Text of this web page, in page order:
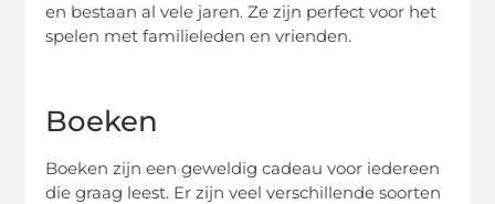
en bestaan al vele jaren. Ze zijn perfect voor het
spelen met familieleden en vrienden.
Boeken
Boeken zijn een geweldig cadeau voor iedereen
die graag leest. Er zijn veel verschillende soorten